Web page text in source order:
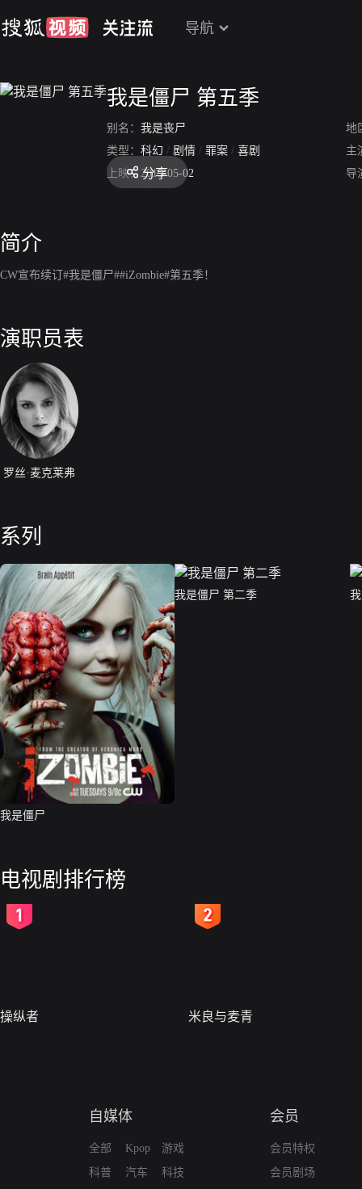
导航
我是僵尸 第五季
别名： 我是丧尸
地
类型： 科幻 / 剧情 / 罪案 / 喜剧
主
上映： 2019-05-02 导
分享
简介
CW宣布续订#我是僵尸##iZombie#第五季！
演职员表
罗丝·麦克莱弗
系列
我是僵尸
我是僵尸 第二季
电视剧排行榜
操纵者 米良与麦青
自媒体
全部
科普
Kpop
汽车
游戏
科技
会员
会员特权
会员剧场